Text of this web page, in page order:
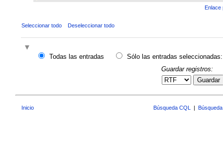
Enlace
Seleccionar todo Deseleccionar todo
Todas las entradas
Sólo las entradas seleccionadas:
Guardar registros:
Guardar
Inicio Búsqueda CQL